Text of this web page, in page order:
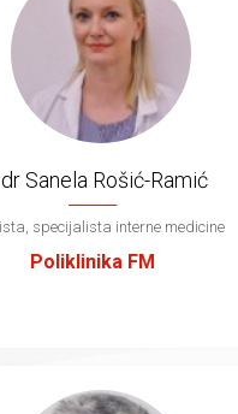
Sanela Rošić-Ramić
specijalista interne medicine
Poliklinika FM